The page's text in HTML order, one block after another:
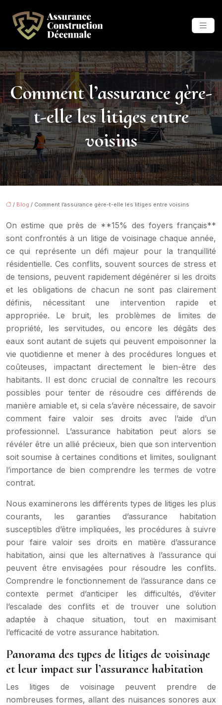
Comment l’assurance gère-
t-elle les litiges entre
voisins
/ Blog / Comment l’assurance gère-t-elle les litiges entre voisins
On estime que près de **15% des foyers français**
sont confrontés à un litige de voisinage chaque année,
ce qui représente un défi majeur pour la tranquillité
résidentielle. Ces conflits, souvent sources de stress et
de tensions, peuvent rapidement dégénérer si les droits
et les obligations de chacun ne sont pas clairement
définis, nécessitant une intervention rapide et
appropriée. Le bruit, les problèmes de limites de
propriété, les servitudes, ou encore les dégâts des
eaux sont autant de sujets qui peuvent empoisonner la
vie quotidienne et mener à des procédures longues et
coûteuses, impactant directement le bien-être des
habitants. Il est donc crucial de connaître les recours
possibles pour tenter de résoudre ces différends de
manière amiable et, si cela s’avère nécessaire, de savoir
comment faire valoir ses droits avec l’aide d’un
professionnel. L’assurance habitation peut alors se
révéler être un allié précieux, bien que son intervention
soit soumise à certaines conditions et limites, soulignant
l’importance de bien comprendre les termes de votre
contrat.
Nous examinerons les différents types de litiges les plus
courants, les garanties d’assurance habitation
susceptibles d’être impliquées, les procédures à suivre
pour faire valoir ses droits en matière d’assurance
habitation, ainsi que les alternatives à l’assurance qui
peuvent être envisagées pour résoudre les conflits.
Comprendre le fonctionnement de l’assurance dans ce
contexte permet d’anticiper les difficultés, d’éviter
l’escalade des conflits et de trouver une solution
adaptée à chaque situation, tout en maximisant
l’efficacité de votre assurance habitation.
Panorama des types de litiges de voisinage
et leur impact sur l’assurance habitation
Les litiges de voisinage peuvent prendre de
nombreuses formes, allant des nuisances sonores aux